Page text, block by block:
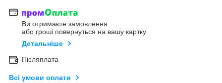
Ви отримаєте замовлення
або гроші повернуться на вашу картку
Детальніше
Післяплата
Всі умови оплати